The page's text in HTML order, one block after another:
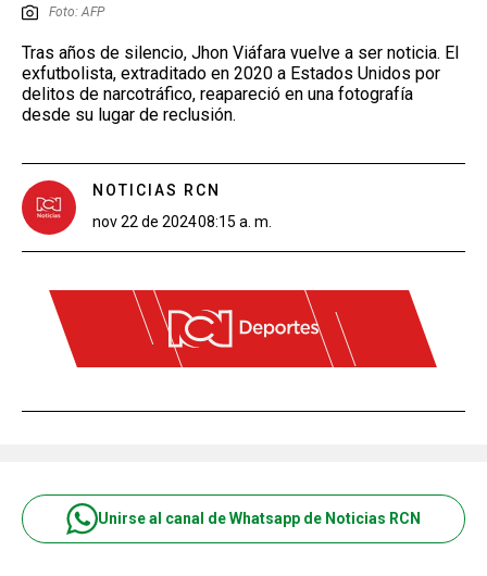
Foto: AFP
Tras años de silencio, Jhon Viáfara vuelve a ser noticia. El
exfutbolista, extraditado en 2020 a Estados Unidos por
delitos de narcotráfico, reapareció en una fotografía
desde su lugar de reclusión.
NOTICIAS RCN
nov 22 de 202408:15 a. m.
Unirse al canal de Whatsapp de Noticias RCN